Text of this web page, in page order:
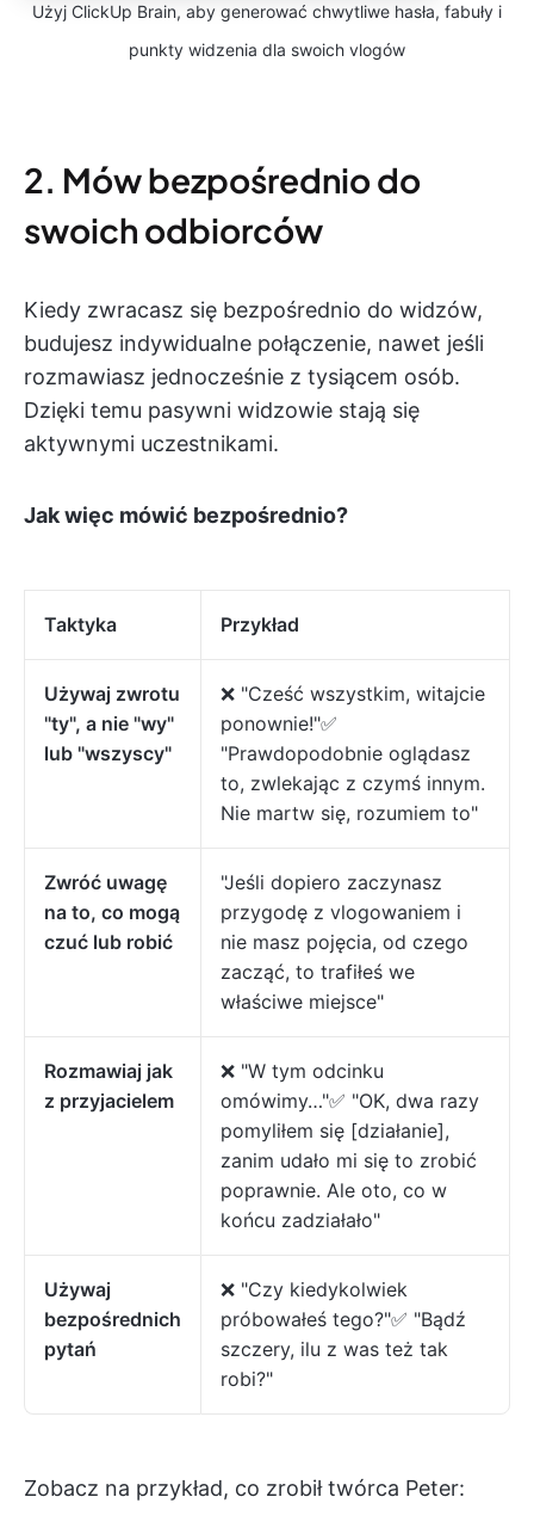
Użyj ClickUp Brain, aby generować chwytliwe hasła, fabuły i
punkty widzenia dla swoich vlogów
2. Mów bezpośrednio do
swoich odbiorców
Kiedy zwracasz się bezpośrednio do widzów,
budujesz indywidualne połączenie, nawet jeśli
rozmawiasz jednocześnie z tysiącem osób.
Dzięki temu pasywni widzowie stają się
aktywnymi uczestnikami.
Jak więc mówić bezpośrednio?
Taktyka Przykład
Używaj zwrotu
"ty", a nie "wy"
lub "wszyscy"
❌ "Cześć wszystkim, witajcie
ponownie!"✅
"Prawdopodobnie oglądasz
to, zwlekając z czymś innym.
Nie martw się, rozumiem to"
Zwróć uwagę
na to, co mogą
czuć lub robić
"Jeśli dopiero zaczynasz
przygodę z vlogowaniem i
nie masz pojęcia, od czego
zacząć, to trafiłeś we
właściwe miejsce"
Rozmawiaj jak
z przyjacielem
❌ "W tym odcinku
omówimy…"✅ "OK, dwa razy
pomyliłem się [działanie],
zanim udało mi się to zrobić
poprawnie. Ale oto, co w
końcu zadziałało"
Używaj
bezpośrednich
pytań
❌ "Czy kiedykolwiek
próbowałeś tego?"✅ "Bądź
szczery, ilu z was też tak
robi?"
Zobacz na przykład, co zrobił twórca Peter: